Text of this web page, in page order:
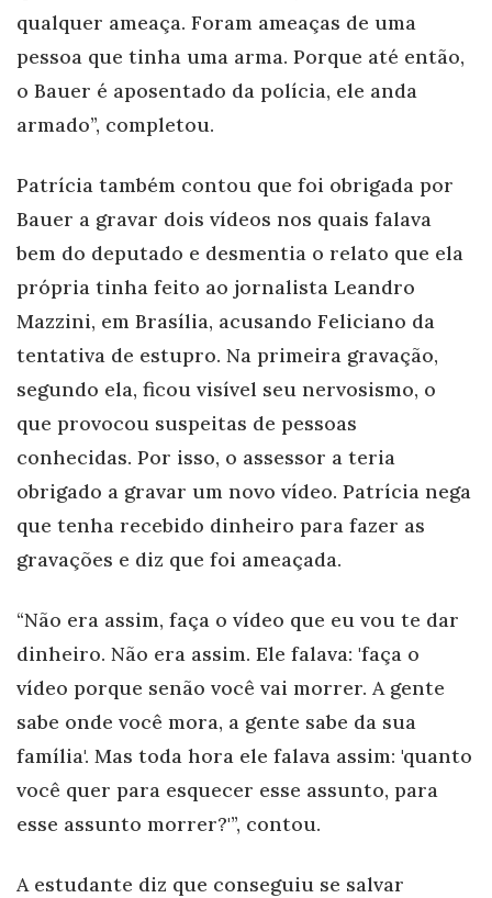
qualquer ameaça. Foram ameaças de uma
pessoa que tinha uma arma. Porque até então,
o Bauer é aposentado da polícia, ele anda
armado”, completou.
Patrícia também contou que foi obrigada por
Bauer a gravar dois vídeos nos quais falava
bem do deputado e desmentia o relato que ela
própria tinha feito ao jornalista Leandro
Mazzini, em Brasília, acusando Feliciano da
tentativa de estupro. Na primeira gravação,
segundo ela, ficou visível seu nervosismo, o
que provocou suspeitas de pessoas
conhecidas. Por isso, o assessor a teria
obrigado a gravar um novo vídeo. Patrícia nega
que tenha recebido dinheiro para fazer as
gravações e diz que foi ameaçada.
“Não era assim, faça o vídeo que eu vou te dar
dinheiro. Não era assim. Ele falava: 'faça o
vídeo porque senão você vai morrer. A gente
sabe onde você mora, a gente sabe da sua
família'. Mas toda hora ele falava assim: 'quanto
você quer para esquecer esse assunto, para
esse assunto morrer?'”, contou.
A estudante diz que conseguiu se salvar